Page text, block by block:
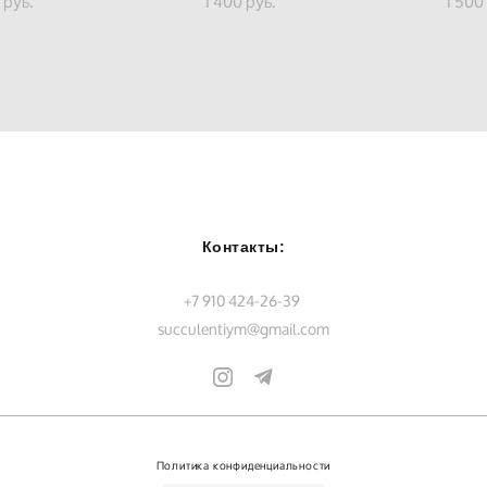
Контакты:
+7 910 424-26-39
succulentiym@gmail.com
Политика конфиденциальности